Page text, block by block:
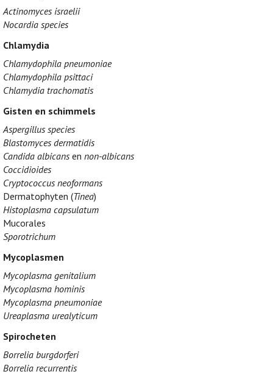
Actinomyces israelii
Nocardia species
Chlamydia
Chlamydophila pneumoniae
Chlamydophila psittaci
Chlamydia trachomatis
Gisten en schimmels
Aspergillus species
Blastomyces dermatidis
Candida albicans en non-albicans
Coccidioides
Cryptococcus neoformans
Dermatophyten (Tinea)
Histoplasma capsulatum
Mucorales
Sporotrichum
Mycoplasmen
Mycoplasma genitalium
Mycoplasma hominis
Mycoplasma pneumoniae
Ureaplasma urealyticum
Spirocheten
Borrelia burgdorferi
Borrelia recurrentis